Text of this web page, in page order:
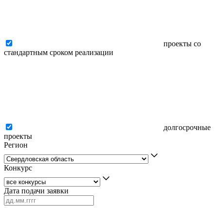
проекты со
стандартным сроком реализации
долгосрочные
проекты
Регион
Конкурс
Дата подачи заявки